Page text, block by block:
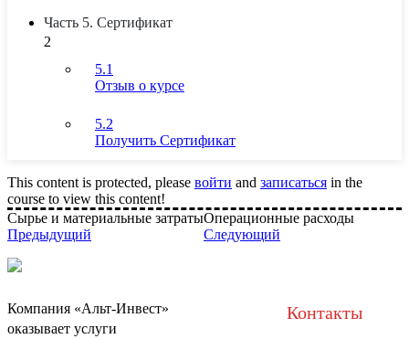
Часть 5. Сертификат
2
5.1
Отзыв о курсе
5.2
Получить Сертификат
This content is protected, please войти and записаться in the
course to view this content!
Сырье и материальные затраты
Предыдущий
Операционные расходы
Следующий
Компания «Альт-Инвест»
оказывает услуги
Контакты